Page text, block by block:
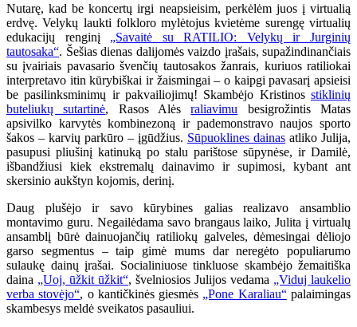
Nutarę, kad be koncertų irgi neapsieisim, perkėlėm juos į virtualią
erdvę. Velykų laukti folkloro mylėtojus kvietėme surengę virtualių
edukacijų renginį „Savaitė su RATILIO: Velykų ir Jurginių
tautosaka“. Šešias dienas dalijomės vaizdo įrašais, supažindinančiais
su įvairiais pavasario švenčių tautosakos žanrais, kuriuos ratiliokai
interpretavo itin kūrybiškai ir žaismingai – o kaipgi pavasarį apsieisi
be pasilinksminimų ir pakvailiojimų! Skambėjo Kristinos stiklinių
buteliukų sutartinė, Rasos Alėsraliavimu besigrožintis Matas
apsivilko karvytės kombinezoną ir pademonstravo naujos sporto
šakos – karvių parkūro – įgūdžius. Sūpuoklines dainas atliko Julija,
pasupusi pliušinį katinuką po stalu parištose sūpynėse, ir Damilė,
išbandžiusi kiek ekstremalų dainavimo ir supimosi, kybant ant
skersinio aukštyn kojomis, derinį.
Daug plušėjo ir savo kūrybines galias realizavo ansamblio
montavimo guru. Negailėdama savo brangaus laiko, Julita į virtualų
ansamblį būrė dainuojančių ratiliokų galveles, dėmesingai dėliojo
garso segmentus – taip gimė mums dar neregėto populiarumo
sulaukę dainų įrašai. Socialiniuose tinkluose skambėjo žemaitiška
daina „Uoj, ūžkit ūžkit“, švelniosios Julijos vedama „Viduj laukelio
verba stovėjo“, o kantičkinės giesmės „Pone Karaliau“palaimingas
skambesys meldė sveikatos pasauliui.